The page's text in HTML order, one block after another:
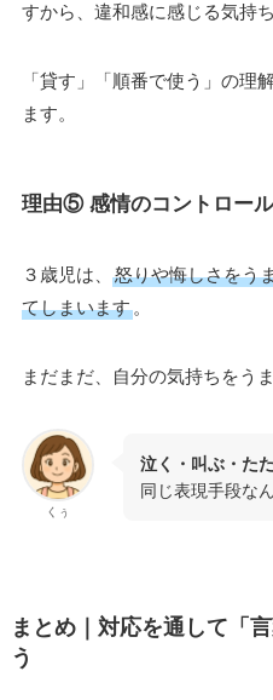
すから、違和感に感じる気持
「貸す」「順番で使う」の理
ます。
理由⑤ 感情のコントロー
３歳児は、
怒りや悔しさをう
てしまいます。
まだまだ、自分の気持ちをう
くぅ
泣く・叫ぶ・た
同じ表現手段なん
まとめ｜対応を通して「
う